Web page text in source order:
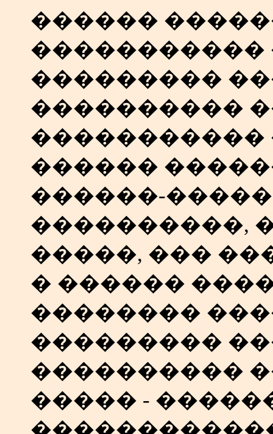
������
�����������
���������
����������
�����������
������
������-
����������,
�����, ���
� ������
��������
���������
����������
����� -